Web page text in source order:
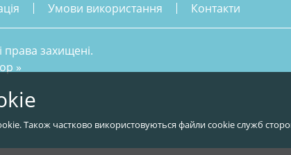
умови використання контакти
права захищені.
»
Також частково використовуються файли cookie служб